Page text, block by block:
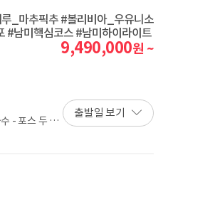
_마추픽추 #볼리비아_우유니소
#남미핵심코스 #남미하이라이트
9,490,000원 ~
- 포스 두 이
출발일 보기